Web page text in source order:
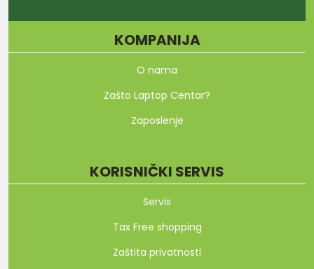
KOMPANIJA
O nama
Zašto Laptop Centar?
Zaposlenje
KORISNIČKI SERVIS
Servis
Tax Free shopping
Zaštita privatnosti